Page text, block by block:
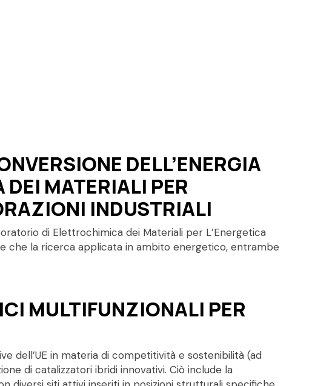
DELL’ENERGIA
MATERIALI PER
INDUSTRIALI
di Elettrochimica dei Materiali per L’Energetica
che la ricerca applicata in ambito energetico, entrambe
MULTIFUNZIONALI PER
dell’UE in materia di competitività e sostenibilità (ad
di catalizzatori ibridi innovativi. Ciò include la